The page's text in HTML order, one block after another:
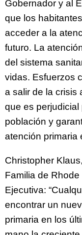
Gobernador y al
que los
acceder a la
futuro. La
del sistema
vidas. Esfuerzos
a salir de la crisis
que es
población y
atención primaria
Christopher
Familia de
Ejecutiva:
encontrar un
primaria en los